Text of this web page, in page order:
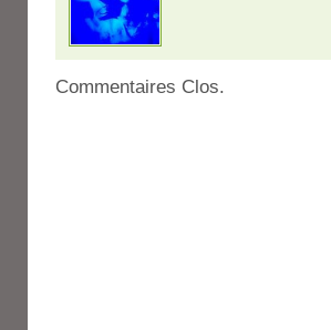
Commentaires Clos.